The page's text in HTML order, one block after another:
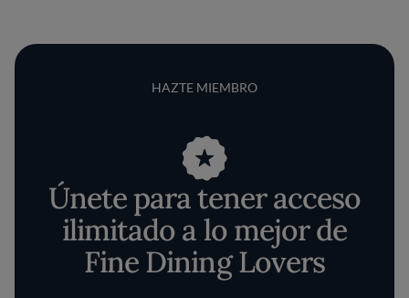
HAZTE MIEMBRO
Únete para tener acceso
ilimitado a lo mejor de
Fine Dining Lovers